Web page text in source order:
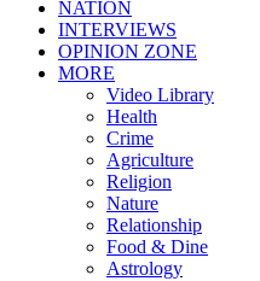
NATION
INTERVIEWS
OPINION ZONE
MORE
Video Library
Health
Crime
Agriculture
Religion
Nature
Relationship
Food & Dine
Astrology